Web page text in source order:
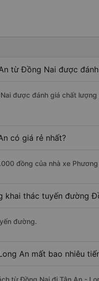
từ Đồng Nai được
được đánh giá chất
có giá rẻ nhất?
đồng của nhà xe
khai thác tuyến đường
đường.
An mất bao nhiêu